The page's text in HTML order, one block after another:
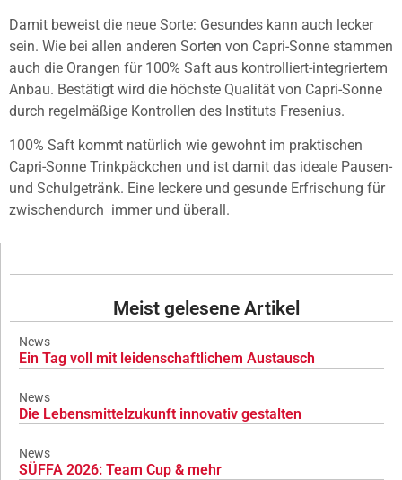
Damit beweist die neue Sorte: Gesundes kann auch lecker
sein. Wie bei allen anderen Sorten von Capri-Sonne stammen
auch die Orangen für 100% Saft aus kontrolliert-integriertem
Anbau. Bestätigt wird die höchste Qualität von Capri-Sonne
durch regelmäßige Kontrollen des Instituts Fresenius.
100% Saft kommt natürlich wie gewohnt im praktischen
Capri-Sonne Trinkpäckchen und ist damit das ideale Pausen-
und Schulgetränk. Eine leckere und gesunde Erfrischung für
zwischendurch  immer und überall.
Meist gelesene Artikel
News
Ein Tag voll mit leidenschaftlichem Austausch
News
Die Lebensmittelzukunft innovativ gestalten
News
SÜFFA 2026: Team Cup & mehr